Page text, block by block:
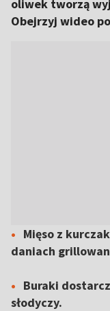
oliwek tworzą
Obejrzyj wideo
Mięso z
daniach
Buraki
słodyczy.